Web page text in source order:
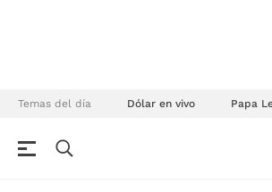
Temas del día Dólar en vivo Papa